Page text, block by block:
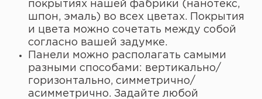
покрытиях нашей фабрики (нанотекс,
шпон, эмаль) во всех цветах. Покрытия
и цвета можно сочетать между собой
согласно вашей задумке.
Панели можно располагать самыми
разными способами: вертикально/
горизонтально, симметрично/
асимметрично. Задайте любой